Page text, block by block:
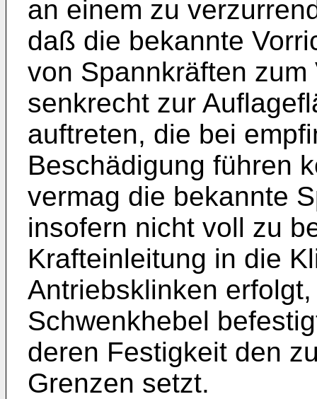
an einem zu
daß die bekannte
von Spannkräften
senkrecht zur
auftreten, die bei
Beschädigung führen
vermag die bekannte
insofern nicht voll zu
Krafteinleitung in die
Antriebsklinken
Schwenkhebel
deren Festigkeit den
Grenzen setzt.